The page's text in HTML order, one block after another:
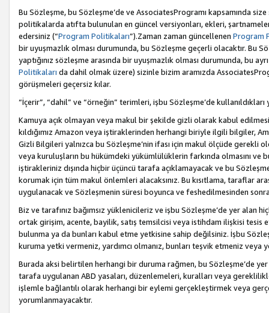
Bu Sözleşme, bu Sözleşme’de ve AssociatesProgramı kapsamında
politikalarda atıfta bulunulan en güncel versiyonları, ekleri,
edersiniz (“Program Politikaları”).Zaman zaman güncellenen Program
bir uyuşmazlık olması durumunda, bu Sözleşme geçerli olacaktır. Bu
yaptığınız sözleşme arasında bir uyuşmazlık olması durumunda, bu
Politikaları da dahil olmak üzere) sizinle bizim aramızda
görüşmeleri geçersiz kılar.
“İçerir”, “dahil” ve “örneğin” terimleri, işbu Sözleşme’de
Kamuya açık olmayan veya makul bir şekilde gizli olarak kabul
kıldığımız Amazon veya iştiraklerinden herhangi biriyle ilgili bilgiler,
Gizli Bilgileri yalnızca bu Sözleşme’nin ifası için makul ölçüde gerekli
veya kuruluşların bu hükümdeki yükümlülüklerin farkında olmasını ve
iştirakleriniz dışında hiçbir üçüncü tarafa açıklamayacak ve bu
korumak için tüm makul önlemleri alacaksınız. Bu kısıtlama, taraflar
uygulanacak ve Sözleşmenin süresi boyunca ve feshedilmesinden
Biz ve tarafınız bağımsız yüklenicileriz ve işbu Sözleşme’de yer alan
ortak girişim, acente, bayilik, satış temsilcisi veya istihdam ilişkisi
bulunma ya da bunları kabul etme yetkisine sahip değilsiniz. İşbu
kuruma yetki vermeniz, yardımcı olmanız, bunları teşvik etmeniz
Burada aksi belirtilen herhangi bir duruma rağmen, bu Sözleşme’de
tarafa uygulanan ABD yasaları, düzenlemeleri, kuralları veya
işlemle bağlantılı olarak herhangi bir eylemi gerçekleştirmek veya
yorumlanmayacaktır.